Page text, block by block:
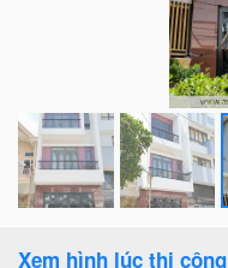
Xem hình lúc thi công